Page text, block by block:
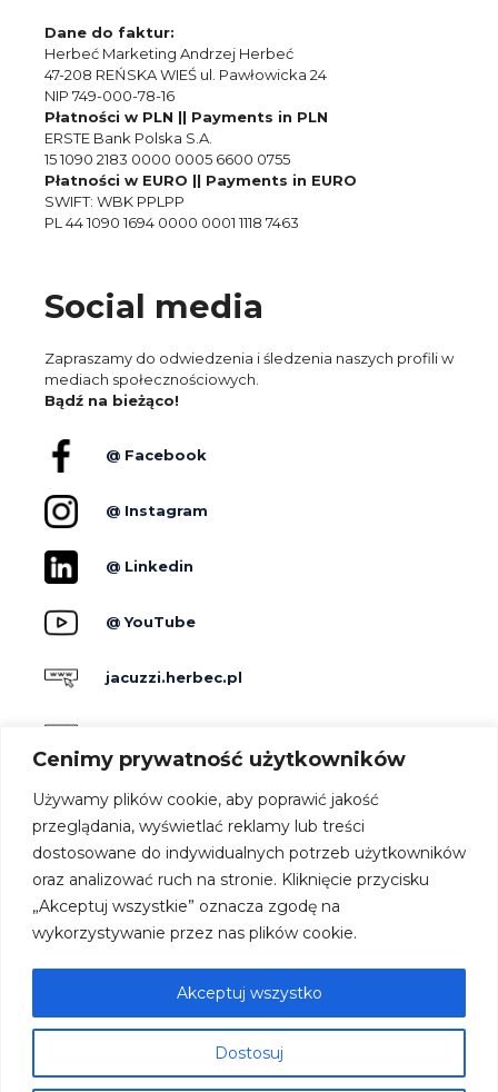
Cenimy prywatność użytkowników
Używamy plików cookie, aby poprawić jakość
przeglądania, wyświetlać reklamy lub treści
dostosowane do indywidualnych potrzeb użytkowników
oraz analizować ruch na stronie. Kliknięcie przycisku
„Akceptuj wszystkie” oznacza zgodę na
wykorzystywanie przez nas plików cookie.
Dostosuj
Akceptuj wszystko
Dane do faktur:
Herbeć Marketing Andrzej Herbeć
47-208 REŃSKA WIEŚ ul. Pawłowicka 24
NIP 749-000-78-16
Płatności w PLN || Payments in PLN
ERSTE Bank Polska S.A.
15 1090 2183 0000 0005 6600 0755
Płatności w EURO || Payments in EURO
SWIFT: WBK PPLPP
PL 44 1090 1694 0000 0001 1118 7463
Social media
Zapraszamy do odwiedzenia i śledzenia naszych profili w
mediach społecznościowych.
Bądź na bieżąco!
@ Facebook
@ Instagram
@ Linkedin
@ YouTube
jacuzzi.herbec.pl